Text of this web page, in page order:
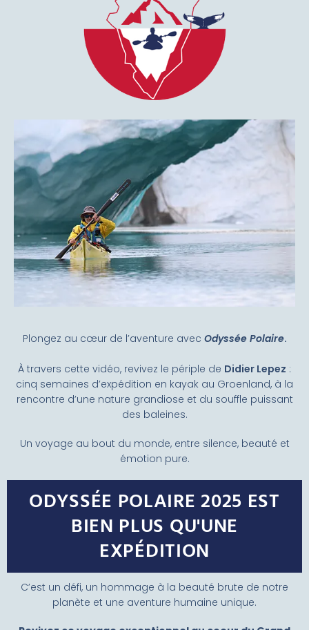
Plongez au cœur de l’aventure avec Odyssée Polaire.
À travers cette vidéo, revivez le périple de Didier Lepez :
cinq semaines d’expédition en kayak au Groenland, à la
rencontre d’une nature grandiose et du souffle puissant
des baleines.
Un voyage au bout du monde, entre silence, beauté et
émotion pure.
ODYSSÉE POLAIRE 2025 EST
BIEN PLUS QU'UNE
EXPÉDITION
C’est un défi, un hommage à la beauté brute de notre
planète et une aventure humaine unique.